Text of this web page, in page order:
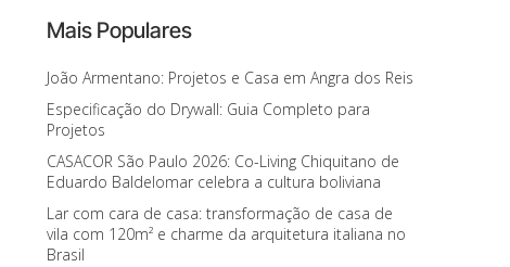
Mais Populares
João Armentano: Projetos e Casa em Angra dos Reis
Especificação do Drywall: Guia Completo para
Projetos
CASACOR São Paulo 2026: Co-Living Chiquitano de
Eduardo Baldelomar celebra a cultura boliviana
Lar com cara de casa: transformação de casa de
vila com 120m² e charme da arquitetura italiana no
Brasil